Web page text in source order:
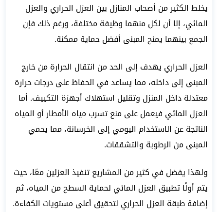
يخلط الكثير من أصحاب المنازل بين العزل الحراري والعزل
المائي، إلا أن لكل منهما وظيفة مختلفة، ورغم ذلك فإن
الجمع بينهما يمنح المبنى أفضل حماية ممكنة.
العزل الحراري يهدف إلى الحد من انتقال الحرارة من خارج
المبنى إلى داخله، مما يساعد في الحفاظ على درجات حرارة
معتدلة داخل المنزل وتقليل استهلاك أجهزة التكييف. أما
العزل المائي فيعمل على منع تسرب مياه الأمطار أو المياه
الناتجة عن الاستخدام اليومي إلى الخرسانة، مما يحمي
المبنى من الرطوبة والتشققات.
ولهذا يفضل في كثير من المشاريع تنفيذ العزلين معًا، حيث
يتم أولًا تطبيق العزل المائي لحماية السطح من المياه، ثم
إضافة طبقة العزل الحراري لتحقيق أعلى مستويات الكفاءة.